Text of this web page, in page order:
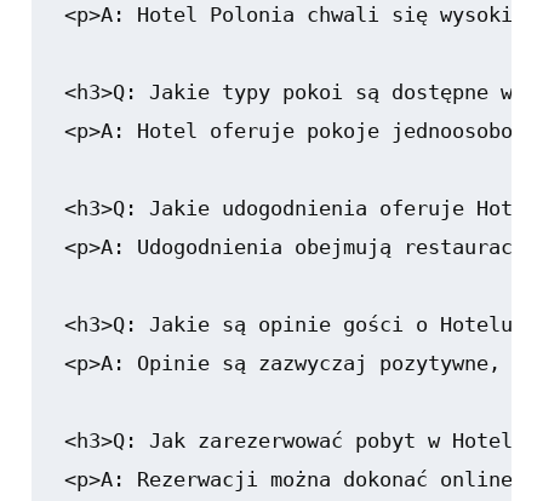
<p>A: Hotel Polonia chwali się wysokim
<h3>Q: Jakie typy pokoi są dostępne w
<p>A: Hotel oferuje pokoje
<h3>Q: Jakie udogodnienia oferuje Hotel
<p>A: Udogodnienia obejmują
<h3>Q: Jakie są opinie gości o Hotelu
<p>A: Opinie są zazwyczaj
<h3>Q: Jak zarezerwować pobyt w Hotelu
<p>A: Rezerwacji można dokonać